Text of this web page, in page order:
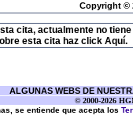
Copyright ©
cita, actualmente no
esta cita haz click Aquí.
ALGUNAS WEBS DE
© 2000-2026
se entiende que acepta los